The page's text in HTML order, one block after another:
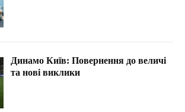
Динамо Київ: Повернення до величі
та нові виклики